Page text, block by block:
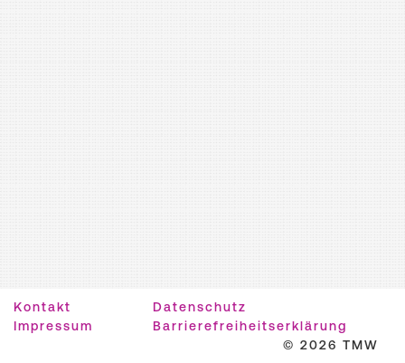
Kontakt
Datenschutz
Impressum
Barrierefreiheitserklärung
© 2026 TMW